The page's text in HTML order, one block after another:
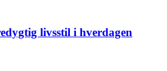
livsstil i hverdagen